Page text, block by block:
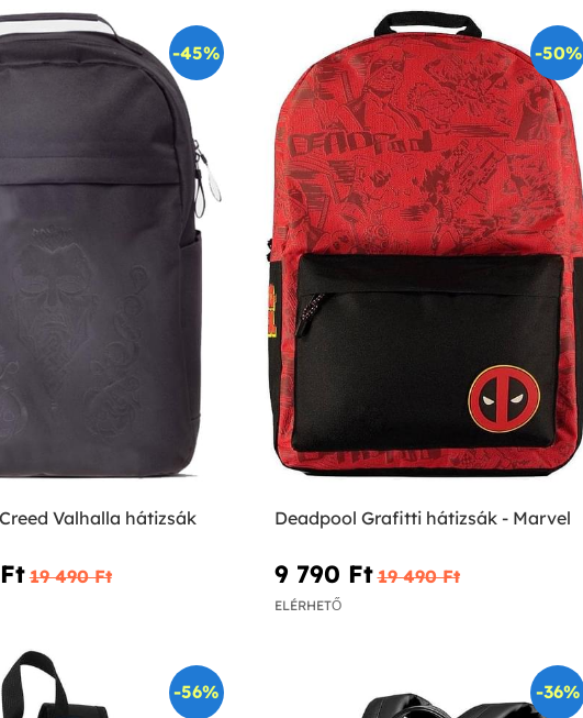
-45%
Valhalla hátizsák
19 490 Ft‎
-50%
Deadpool Grafitti hátizsák - Marvel
9 790 Ft‎ 19 490 Ft‎
ELÉRHETŐ
-56% -36%